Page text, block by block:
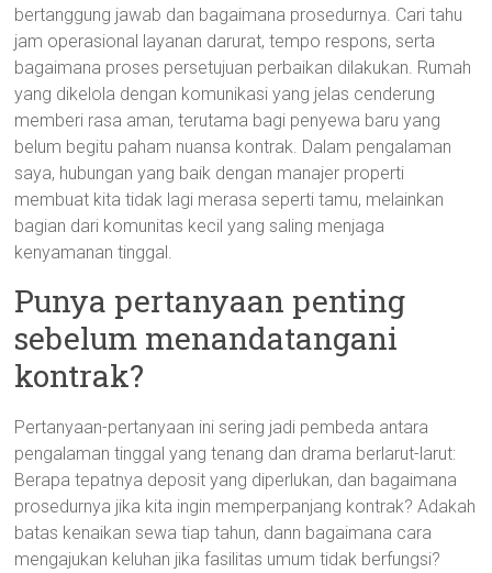
bertanggung jawab dan bagaimana prosedurnya. Cari tahu
jam operasional layanan darurat, tempo respons, serta
bagaimana proses persetujuan perbaikan dilakukan. Rumah
yang dikelola dengan komunikasi yang jelas cenderung
memberi rasa aman, terutama bagi penyewa baru yang
belum begitu paham nuansa kontrak. Dalam pengalaman
saya, hubungan yang baik dengan manajer properti
membuat kita tidak lagi merasa seperti tamu, melainkan
bagian dari komunitas kecil yang saling menjaga
kenyamanan tinggal.
Punya pertanyaan penting
sebelum menandatangani
kontrak?
Pertanyaan-pertanyaan ini sering jadi pembeda antara
pengalaman tinggal yang tenang dan drama berlarut-larut:
Berapa tepatnya deposit yang diperlukan, dan bagaimana
prosedurnya jika kita ingin memperpanjang kontrak? Adakah
batas kenaikan sewa tiap tahun, dann bagaimana cara
mengajukan keluhan jika fasilitas umum tidak berfungsi?